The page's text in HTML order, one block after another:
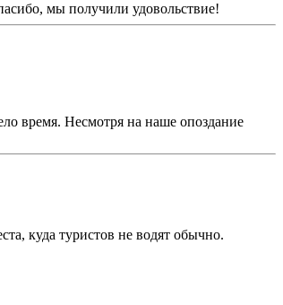
мы получили удовольствие!
время. Несмотря на наше опоздание
куда туристов не водят обычно.